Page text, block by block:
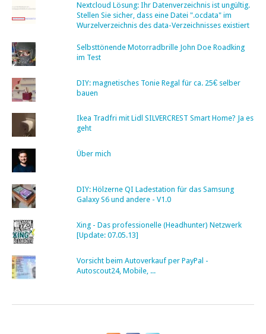
Nextcloud Lösung: Ihr Datenverzeichnis ist ungültig.
Stellen Sie sicher, dass eine Datei ".ocdata" im
Wurzelverzeichnis des data-Verzeichnisses existiert
Selbsttönende Motorradbrille John Doe Roadking
im Test
DIY: magnetisches Tonie Regal für ca. 25€ selber
bauen
Ikea Tradfri mit Lidl SILVERCREST Smart Home? Ja es
geht
Über mich
DIY: Hölzerne QI Ladestation für das Samsung
Galaxy S6 und andere - V1.0
Xing - Das professionelle (Headhunter) Netzwerk
[Update: 07.05.13]
Vorsicht beim Autoverkauf per PayPal -
Autoscout24, Mobile, ...